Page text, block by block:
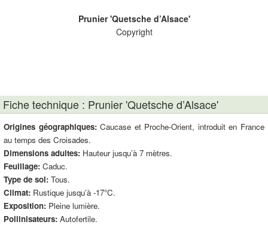
Prunier 'Quetsche d’Alsace'
Copyright
Fiche technique : Prunier 'Quetsche d’Alsace'
Origines géographiques:Caucase et Proche-Orient, introduit en France
au temps des Croisades.
Dimensions adultes: Hauteur jusqu’à 7 mètres.
Feuillage: Caduc.
Type de sol: Tous.
Climat: Rustique jusqu’à -17°C.
Exposition: Pleine lumière.
Pollinisateurs: Autofertile.